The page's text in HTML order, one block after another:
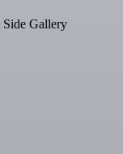
Gallery